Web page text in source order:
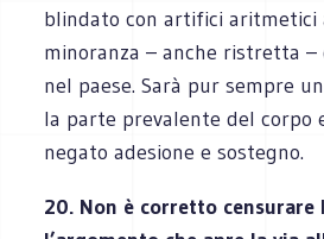
blindato con artifici aritmetici
minoranza – anche ristretta –
nel paese. Sarà pur sempre
la parte prevalente del corpo
negato adesione e sostegno.
20. Non è corretto censurare